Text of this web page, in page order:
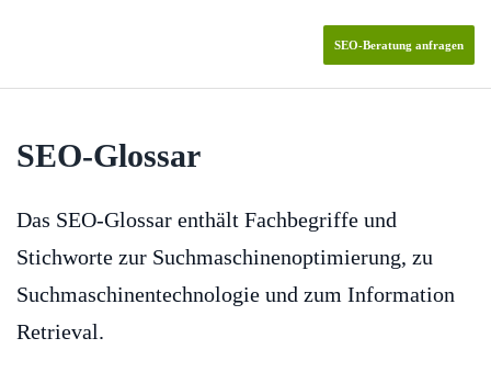
SEO-Beratung anfragen
SEO-Glossar
Das SEO-Glossar enthält Fachbegriffe und
Stichworte zur Suchmaschinenoptimierung, zu
Suchmaschinentechnologie und zum Information
Retrieval.